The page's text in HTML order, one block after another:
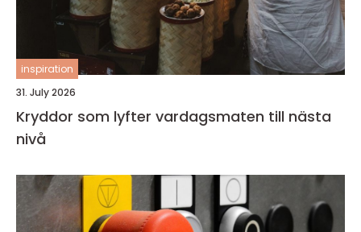
inspiration
31. July 2026
Kryddor som lyfter vardagsmaten till nästa
nivå